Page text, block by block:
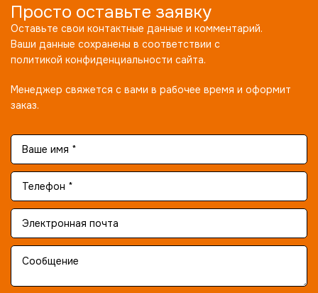
Просто оставьте заявку
Оставьте свои контактные данные и комментарий.
Ваши данные сохранены в соответствии с
политикой конфиденциальности сайта.
Менеджер свяжется с вами в рабочее время и оформит
заказ.